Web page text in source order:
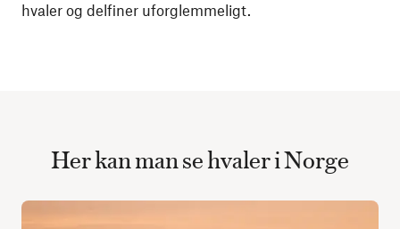
hvaler og delfiner uforglemmeligt.
Her kan man se hvaler i Norge